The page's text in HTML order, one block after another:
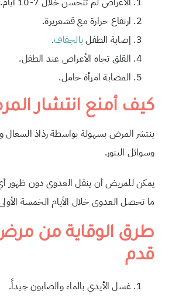
ارتفاع حرارة مع قشعريرة.
إصابة الطفلبالجفاف.
القلق تجاه الأعراض عند الطفل.
المصابة امرأة حامل.
كيف أمنع انتشار
ينتشر المرض بسهولة بواسطة رذاذ السعال
وسوائل البثور.
يمكن للمريض أن ينقل العدوى دون ظهور
ما تحصل العدوى خلال الأيام الخمسة
طرق الوقاية من
قدم
غسل الأيدي بالماء والصابون جيداً.